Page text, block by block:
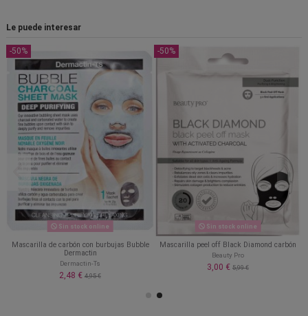
Le puede interesar
-50%
Sin stock online
Mascarilla de carbón con burbujas Bubble
Dermactin
Dermactin-Ts
2,48 € 4,95 €
-50%
Sin stock online
Mascarilla peel off Black Diamond carbón
Beauty Pro
3,00 € 5,99 €